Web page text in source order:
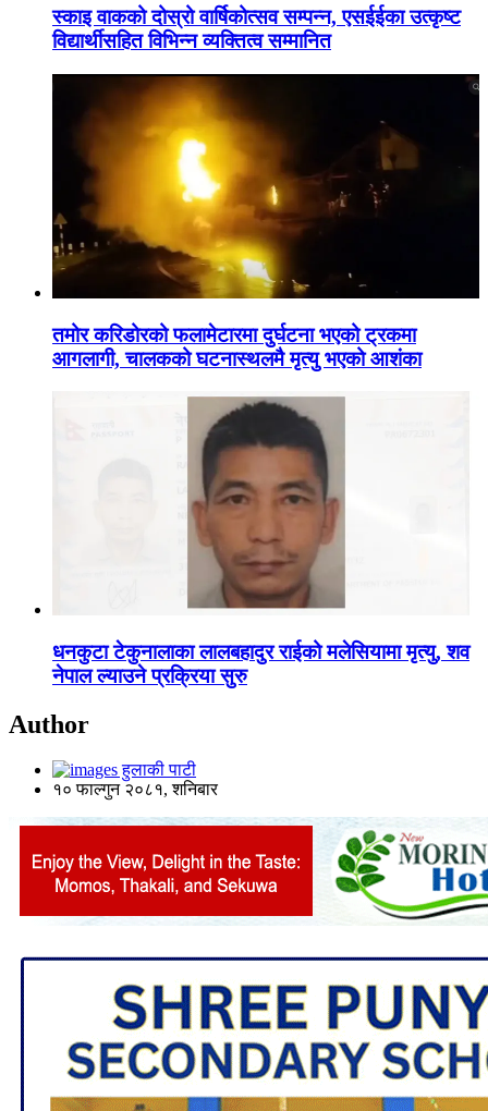
स्काइ वाकको दोस्रो वार्षिकोत्सव सम्पन्न, एसईईका उत्कृष्ट
विद्यार्थीसहित विभिन्न व्यक्तित्व सम्मानित
तमोर करिडोरको फलामेटारमा दुर्घटना भएको ट्रकमा
आगलागी, चालकको घटनास्थलमै मृत्यु भएको आशंका
धनकुटा टेकुनालाका लालबहादुर राईको मलेसियामा मृत्यु, शव
नेपाल ल्याउने प्रक्रिया सुरु
Author
हुलाकी पाटी
१० फाल्गुन २०८१, शनिबार